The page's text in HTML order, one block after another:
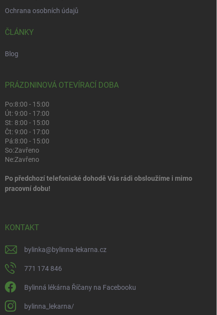
Ochrana osobních údajů
ČLÁNKY
Blog
PRÁZDNINOVÁ OTEVÍRACÍ DOBA
Po:8:00 - 15:00
Út:9:00 - 17:00
St: 8:00 - 15:00
Čt:9:00 - 17:00
Pá:8:00 - 15:00
So:Zavřeno
Ne:Zavřeno
Po předchozí telefonické dohodě Vás rádi obsloužíme i mimo
pracovní dobu!
KONTAKT
bylinka@bylinna-lekarna.cz
771 174 846
Bylinná lékárna Říčany na Facebooku
bylinna_lekarna/